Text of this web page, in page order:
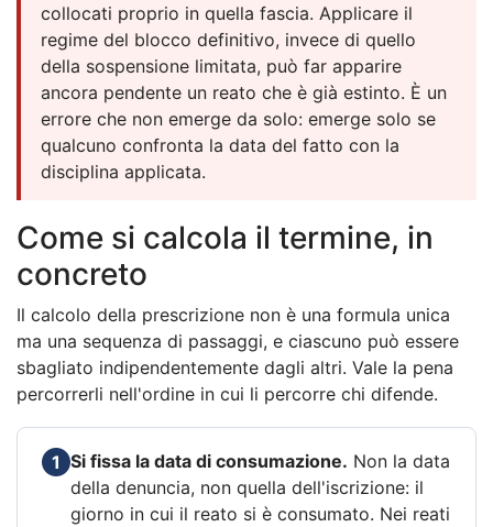
collocati proprio in quella fascia. Applicare il
regime del blocco definitivo, invece di quello
della sospensione limitata, può far apparire
ancora pendente un reato che è già estinto. È un
errore che non emerge da solo: emerge solo se
qualcuno confronta la data del fatto con la
disciplina applicata.
Come si calcola il termine, in
concreto
Il calcolo della prescrizione non è una formula unica
ma una sequenza di passaggi, e ciascuno può essere
sbagliato indipendentemente dagli altri. Vale la pena
percorrerli nell'ordine in cui li percorre chi difende.
1 Si fissa la data di consumazione. Non la data
della denuncia, non quella dell'iscrizione: il
giorno in cui il reato si è consumato. Nei reati